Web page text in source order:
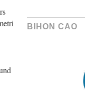
BIHON CAO